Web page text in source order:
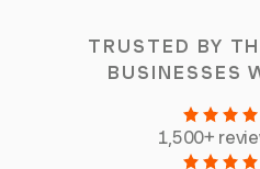
TRUSTED BY
BUSINESSES
1,500+